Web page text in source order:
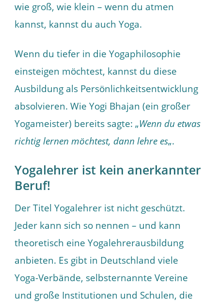
wie groß, wie klein – wenn du atmen
kannst, kannst du auch Yoga.
Wenn du tiefer in die Yogaphilosophie
einsteigen möchtest, kannst du diese
Ausbildung als Persönlichkeitsentwicklung
absolvieren. Wie Yogi Bhajan (ein großer
Yogameister) bereits sagte: „Wenn du etwas
richtig lernen möchtest, dann lehre es„.
Yogalehrer ist kein anerkannter
Beruf!
Der Titel Yogalehrer ist nicht geschützt.
Jeder kann sich so nennen – und kann
theoretisch eine Yogalehrerausbildung
anbieten. Es gibt in Deutschland viele
Yoga-Verbände, selbsternannte Vereine
und große Institutionen und Schulen, die